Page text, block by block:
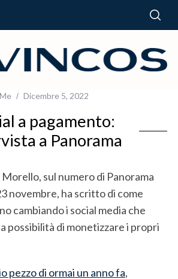
Me Dicembre 5, 2022
a pagamento:
a Panorama
sul numero di Panorama
novembre, ha scritto di come
cambiando i social media che
possibilità di monetizzare i propri
pezzo di ormai un anno fa,